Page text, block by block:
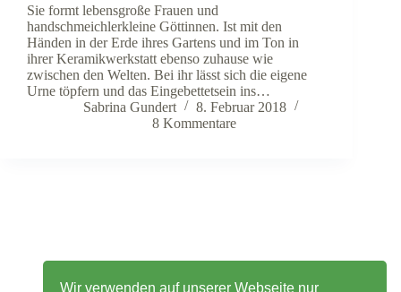
Sie formt lebensgroße Frauen und
handschmeichlerkleine Göttinnen. Ist mit den
Händen in der Erde ihres Gartens und im Ton in
ihrer Keramikwerkstatt ebenso zuhause wie
zwischen den Welten. Bei ihr lässt sich die eigene
Urne töpfern und das Eingebettetsein ins…
Sabrina Gundert
8. Februar 2018
8 Kommentare
Wir verwenden auf unserer Webseite nur